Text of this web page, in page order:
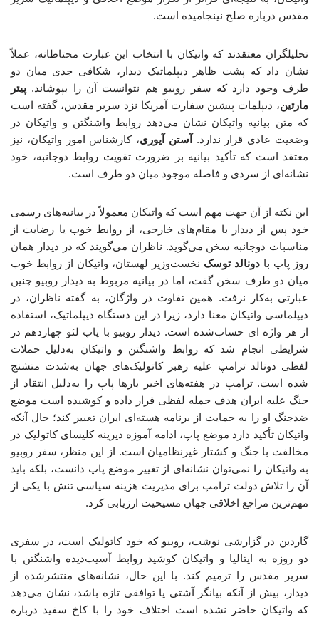
مقدس درباره صلح نینجامیده است.
تحلیلگران معتقدند که واتیکان با انتخاب این عبارت محتاطانه، عملاً
نشان داد که پشت ظاهر دیپلماتیک دیدار، شکافی جدی میان دو
طرف وجود دارد که سفر روبیو هم نتوانست آن را بپوشاند. پیتر
مارتین، دیپلمات پیشین سفارت آمریکا نزد سریر مقدس، گفته است
که متن بیانیه واتیکان نشان می‌دهد روابط واشنگتن و واتیکان در
وضعیت عادی قرار ندارد.
آستن آیوری، کارشناس امور واتیکان، نیز
معتقد است که تأکید بیانیه بر ضرورت تقویت روابط دوجانبه، خود
نشانه‌ای از سردی و فاصله موجود میان دو طرف است.
این نکته از آن جهت مهم است که واتیکان معمولاً در بیانیه‌های رسمی
خود پس از دیدار با مقام‌های خارجی، از روابط خوب یا رضایت از
مناسبات دوجانبه سخن می‌گوید. ناظران می‌گویند که در دیدار همان
روز پاپ با دونالد توسک نخست‌وزیر لهستان، واتیکان از روابط خوب
میان دو طرف سخن گفت، اما در بیانیه مربوط به دیدار روبیو چنین
عبارتی به‌کار نرفت. همین تفاوت در واژگان، به گفته ناظران، در
دیپلماسی واتیکان معنا دارد، زیرا در این دستگاه دیپلماتیک، استفاده
از هر واژه ای حساب‌شده است. دیدار روبیو با پاپ لئو چهاردهم در
شرایطی انجام شد که روابط واشنگتن و واتیکان به‌دلیل حملات
لفظی دونالد ترامپ علیه رهبر کاتولیک‌های جهان به‌شدت متشنج
شده است. ترامپ در هفته‌های اخیر بارها پاپ را به‌دلیل انتقاد از
جنگ علیه ایران هدف حمله لفظی قرار داده و کوشیده است موضع
ضدجنگ او را به حمایت از برنامه هسته‌ای ایران تعبیر کند؛ حال آنکه
واتیکان تأکید دارد موضع پاپ، ادامه آموزه دیرینه کلیسای کاتولیک در
مخالفت با جنگ و کشتار غیرنظامیان است. از این منظر، سفر روبیو
به واتیکان را نمی‌توان نشانه‌ای از تغییر موضع پاپ دانست، بلکه باید
آن را تلاش دولت ترامپ برای مدیریت هزینه سیاسی تنش با یکی از
مهم‌ترین مراجع اخلاقی جهان مسیحیت ارزیابی کرد.
گاردین در گزارشی نوشت، روبیو که خود کاتولیک است، در سفری
دو روزه به ایتالیا و واتیکان کوشید روابط آسیب‌دیده واشنگتن با
سریر مقدس را ترمیم کند. با این حال، نشانه‌های منتشرشده از
دیدار، بیش از آنکه بیانگر آشتی یا توافقی تازه باشد، نشان می‌دهد
که واتیکان حاضر نشده است اختلاف خود را با کاخ سفید درباره